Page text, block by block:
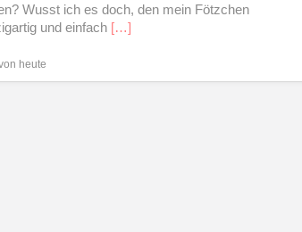
Wusst ich es doch, den mein Fötzchen
und einfach […]
heute